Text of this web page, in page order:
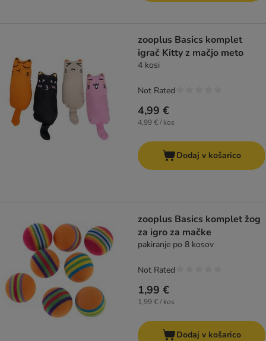
zooplus Basics komplet
igrač Kitty z mačjo meto
4 kosi
4,99 €
4,99 € / kos
Not Rated
Dodaj v košarico
zooplus Basics komplet žog
za igro za mačke
pakiranje po 8 kosov
1,99 €
1,99 € / kos
Not Rated
Dodaj v košarico